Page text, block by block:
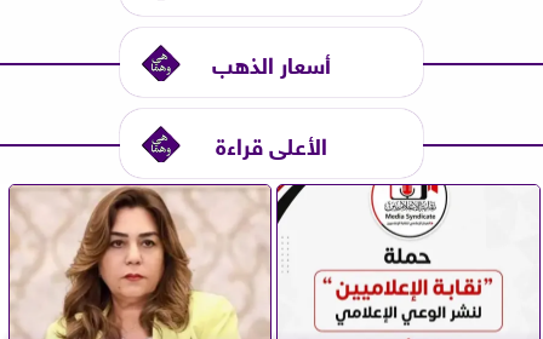
أسعار الذهب
الأعلى قراءة